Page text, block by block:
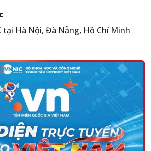
tại Hà Nội, Đà Nẵng, Hồ Chí Minh